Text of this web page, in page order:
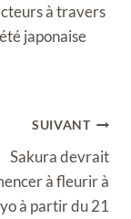
à travers
japonaise
SUIVANT
Sakura devrait
à fleurir à
à partir du 21